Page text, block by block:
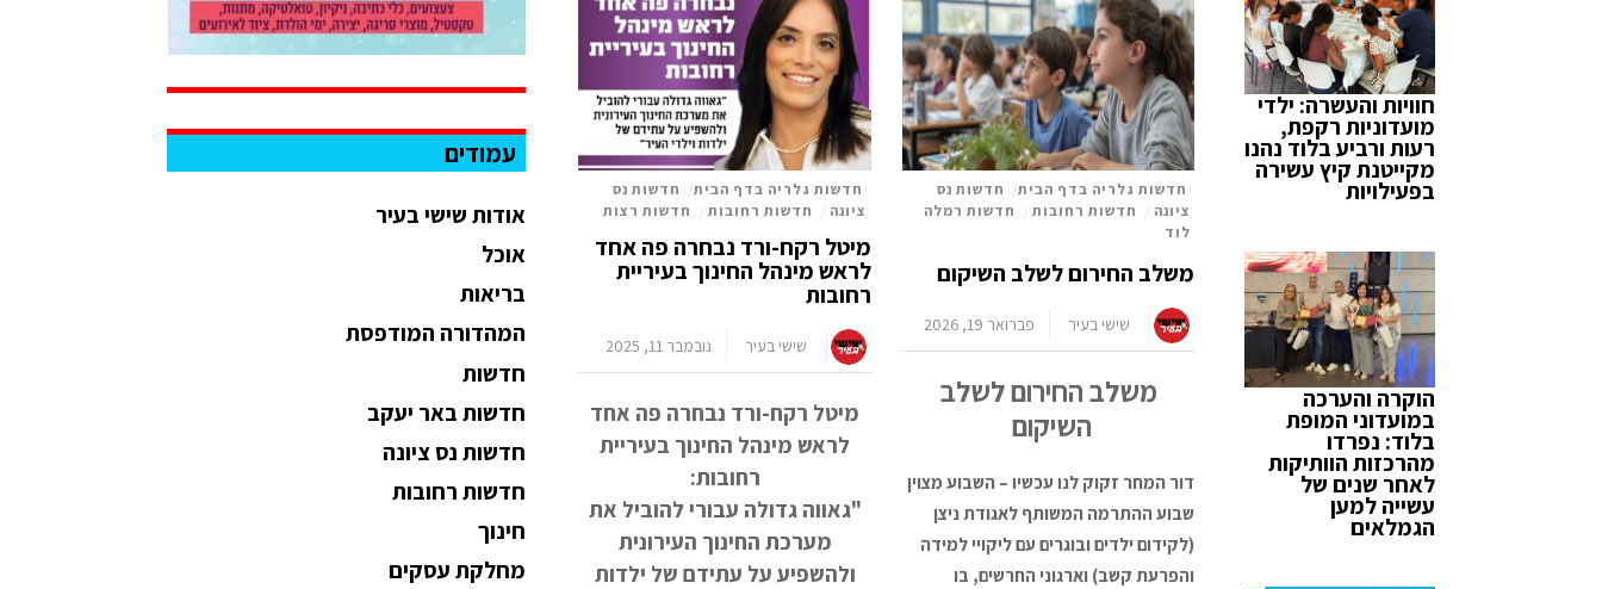
חדשות גלריה בדף הבית
חדשות נס
ציונה
חדשות רחובות
חדשות רמלה
לוד
משלב החירום לשלב השיקום
שישי בעיר פברואר 19, 2026
משלב החירום לשלב
השיקום
דור המחר זקוק לנו עכשיו – השבוע מצוין
שבוע ההתרמה המשותף לאגודת ניצן
(לקידום ילדים ובוגרים עם ליקויי למידה
והפרעת קשב) וארגוני החרשים, בו
חדשות גלריה בדף הבית/
חדשות נס
ציונה
חדשות רחובות חדשות רצות
מיטל רקח-ורד נבחרה פה אחד
לראש מינהל החינוך בעיריית
רחובות
שישי בעיר נובמבר 11, 2025
מיטל רקח-ורד נבחרה פה אחד
לראש מינהל החינוך בעיריית
רחובות:
"גאווה גדולה עבורי להוביל את
מערכת החינוך העירונית
ולהשפיע על עתידם של ילדות
חוויות והעשרה: ילדי
מועדוניות רקפת,
רעות ורביע בלוד נהנו
מקייטנת קיץ עשירה
בפעילויות
הוקרה והערכה
במועדוני המופת
בלוד: נפרדו
מהרכזות הוותיקות
לאחר שנים של
עשייה למען
הגמלאים
עמודים
אודות שישי בעיר
אוכל
בריאות
המהדורה המודפסת
חדשות
חדשות באר יעקב
חדשות נס ציונה
חדשות רחובות
חינוך
מחלקת עסקים